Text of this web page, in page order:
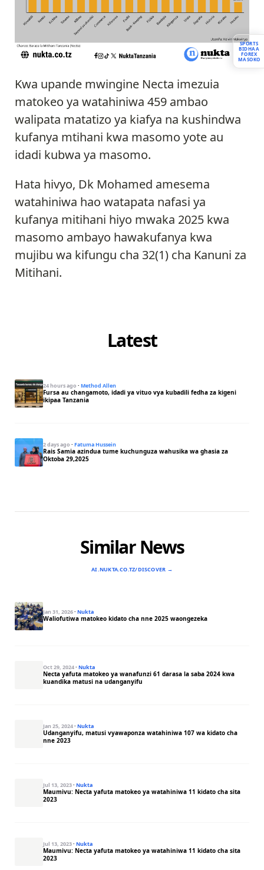
Kwa upande mwingine Necta imezuia
matokeo ya watahiniwa 459 ambao
walipata matatizo ya kiafya na kushindwa
kufanya mtihani kwa masomo yote au
idadi kubwa ya masomo.
Hata hivyo, Dk Mohamed amesema
watahiniwa hao watapata nafasi ya
kufanya mitihani hiyo mwaka 2025 kwa
masomo ambayo hawakufanya kwa
mujibu wa kifungu cha 32(1) cha Kanuni za
Mitihani.
Latest
24 hours ago · Method Allen
Fursa au changamoto, idadi ya vituo vya kubadili fedha za kigeni
ikipaa Tanzania
2 days ago · Fatuma Hussein
Rais Samia azindua tume kuchunguza wahusika wa ghasia za
Oktoba 29,2025
Similar News
AI.NUKTA.CO.TZ/DISCOVER →
Jan 31, 2026· Nukta
Waliofutiwa matokeo kidato cha nne 2025 waongezeka
Oct 29, 2024· Nukta
Necta yafuta matokeo ya wanafunzi 61 darasa la saba 2024 kwa
kuandika matusi na udanganyifu
Jan 25, 2024· Nukta
Udanganyifu, matusi vyawaponza watahiniwa 107 wa kidato cha
nne 2023
Jul 13, 2023· Nukta
Maumivu: Necta yafuta matokeo ya watahiniwa 11 kidato cha sita
2023
Jul 13, 2023· Nukta
Maumivu: Necta yafuta matokeo ya watahiniwa 11 kidato cha sita
2023
SPORTS
BIDHAA
FOREX
MASOKO